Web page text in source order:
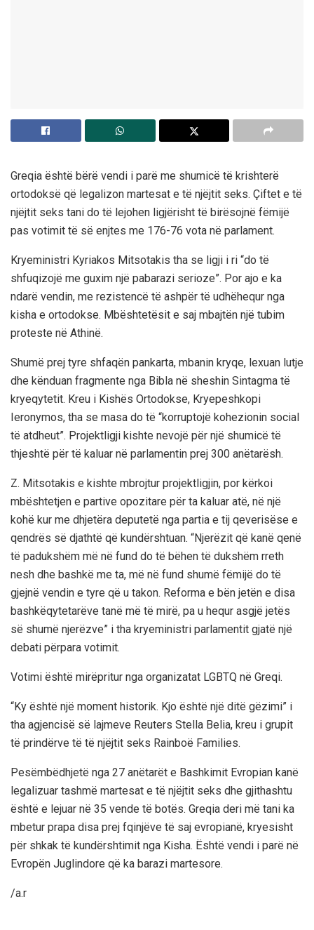
Greqia është bërë vendi i parë me shumicë të krishterë
ortodoksë që legalizon martesat e të njëjtit seks. Çiftet e të
njëjtit seks tani do të lejohen ligjërisht të birësojnë fëmijë
pas votimit të së enjtes me 176-76 vota në parlament.
Kryeministri Kyriakos Mitsotakis tha se ligji i ri “do të
shfuqizojë me guxim një pabarazi serioze”. Por ajo e ka
ndarë vendin, me rezistencë të ashpër të udhëhequr nga
kisha e ortodokse. Mbështetësit e saj mbajtën një tubim
proteste në Athinë.
Shumë prej tyre shfaqën pankarta, mbanin kryqe, lexuan lutje
dhe kënduan fragmente nga Bibla në sheshin Sintagma të
kryeqytetit. Kreu i Kishës Ortodokse, Kryepeshkopi
Ieronymos, tha se masa do të “korruptojë kohezionin social
të atdheut”. Projektligji kishte nevojë për një shumicë të
thjeshtë për të kaluar në parlamentin prej 300 anëtarësh.
Z. Mitsotakis e kishte mbrojtur projektligjin, por kërkoi
mbështetjen e partive opozitare për ta kaluar atë, në një
kohë kur me dhjetëra deputetë nga partia e tij qeverisëse e
qendrës së djathtë që kundërshtuan. “Njerëzit që kanë qenë
të padukshëm më në fund do të bëhen të dukshëm rreth
nesh dhe bashkë me ta, më në fund shumë fëmijë do të
gjejnë vendin e tyre që u takon. Reforma e bën jetën e disa
bashkëqytetarëve tanë më të mirë, pa u hequr asgjë jetës
së shumë njerëzve” i tha kryeministri parlamentit gjatë një
debati përpara votimit.
Votimi është mirëpritur nga organizatat LGBTQ në Greqi.
“Ky është një moment historik. Kjo është një ditë gëzimi” i
tha agjencisë së lajmeve Reuters Stella Belia, kreu i grupit
të prindërve të të njëjtit seks Rainboë Families.
Pesëmbëdhjetë nga 27 anëtarët e Bashkimit Evropian kanë
legalizuar tashmë martesat e të njëjtit seks dhe gjithashtu
është e lejuar në 35 vende të botës. Greqia deri më tani ka
mbetur prapa disa prej fqinjëve të saj evropianë, kryesisht
për shkak të kundërshtimit nga Kisha. Është vendi i parë në
Evropën Juglindore që ka barazi martesore.
/a.r